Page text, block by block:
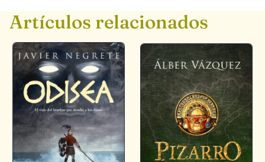
Artículos relacionados